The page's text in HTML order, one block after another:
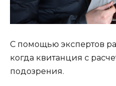
С помощью экспертов
когда квитанция с
подозрения.